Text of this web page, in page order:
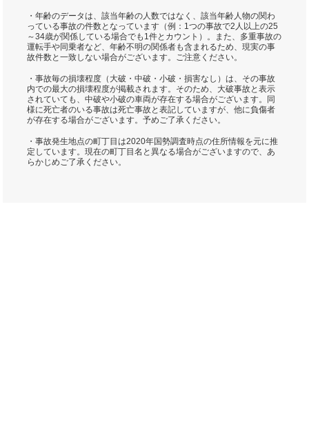
・年齢のデータは、該当年齢の人数ではなく、該当年齢人物の関わ
っている事故の件数となっています（例：1つの事故で2人以上の25
～34歳が関係している場合でも1件とカウント）。また、多重事故の
運転手や同乗者など、年齢不明の関係者も含まれるため、現実の事
故件数と一致しない場合がございます。ご注意ください。
・事故毎の損壊程度（大破・中破・小破・損害なし）は、その事故
内での最大の損壊程度が掲載されます。そのため、大破事故と表示
されていても、中破や小破の車両が存在する場合がございます。同
様に死亡者のいる事故は死亡事故と表記していますが、他に負傷者
が存在する場合がございます。予めご了承ください。
・事故発生地点の町丁目は2020年国勢調査時点の住所情報を元に推
定しています。現在の町丁目名と異なる場合がございますので、あ
らかじめご了承ください。